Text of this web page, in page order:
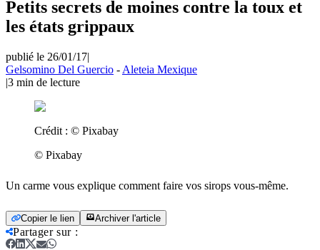
Petits secrets de moines contre la toux et
les états grippaux
publié le 26/01/17|
Gelsomino Del Guercio - Aleteia Mexique
|3 min de lecture
Crédit : © Pixabay
© Pixabay
Un carme vous explique comment faire vos sirops vous-même.
Copier le lien Archiver l'article
Partager sur: